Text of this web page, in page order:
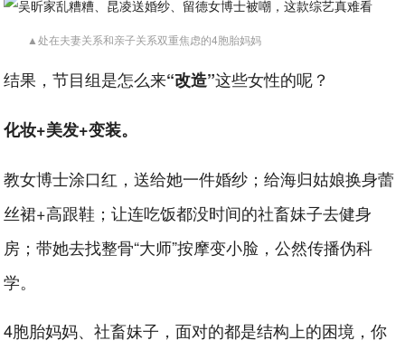
▲处在夫妻关系和亲子关系双重焦虑的4胞胎妈妈
结果，节目组是怎么来“改造”这些女性的呢？
化妆+美发+变装。
教女博士涂口红，送给她一件婚纱；给海归姑娘换身蕾
丝裙+高跟鞋；让连吃饭都没时间的社畜妹子去健身
房；带她去找整骨“大师”按摩变小脸，公然传播伪科
学。
4胞胎妈妈、社畜妹子，面对的都是结构上的困境，你